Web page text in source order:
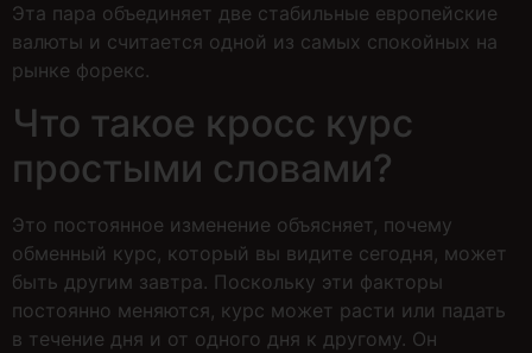
Эта пара объединяет две стабильные европейские
валюты и считается одной из самых спокойных на
рынке форекс.
Что такое кросс курс
простыми словами?
Это постоянное изменение объясняет, почему
обменный курс, который вы видите сегодня, может
быть другим завтра. Поскольку эти факторы
постоянно меняются, курс может расти или падать
в течение дня и от одного дня к другому. Он